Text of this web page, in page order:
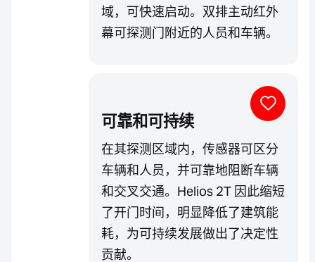
域，可快速启动。双排主动红外
幕可探测门附近的人员和车辆。
可靠和可持续
在其探测区域内，传感器可区分
车辆和人员，并可靠地阻断车辆
和交叉交通。Helios 2T 因此缩短
了开门时间，明显降低了建筑能
耗，为可持续发展做出了决定性
贡献。